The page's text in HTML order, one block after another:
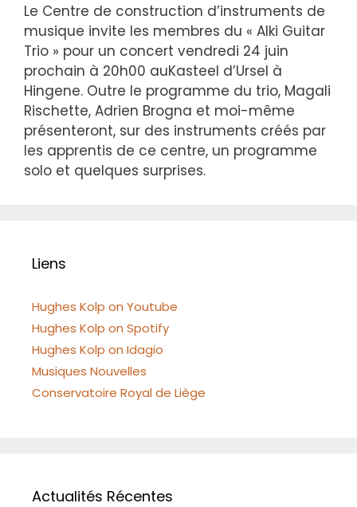
Le Centre de construction d’instruments de
musique invite les membres du « Alki Guitar
Trio » pour un concert vendredi 24 juin
prochain à 20h00 auKasteel d’Ursel à
Hingene. Outre le programme du trio, Magali
Rischette, Adrien Brogna et moi-même
présenteront, sur des instruments créés par
les apprentis de ce centre, un programme
solo et quelques surprises.
Liens
Hughes Kolp on Youtube
Hughes Kolp on Spotify
Hughes Kolp on Idagio
Musiques Nouvelles
Conservatoire Royal de Liège
Actualités Récentes